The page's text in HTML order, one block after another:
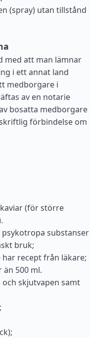
(spray) utan tillstånd
med att man lämnar
i ett annat land
medborgare i
av en notarie
bosatta medborgare
förbindelse om
(för större
substanser
bruk;
har recept från läkare;
än 500 ml.
och skjutvapen samt